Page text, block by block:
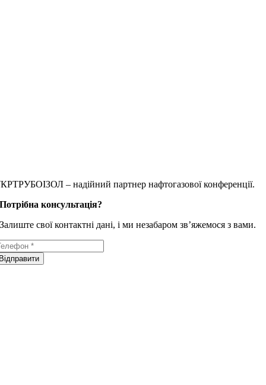
– надійний партнер нафтогазової конференції.
Потрібна консультація?
Залиште свої контактні дані, і ми незабаром зв’яжемося з вами.